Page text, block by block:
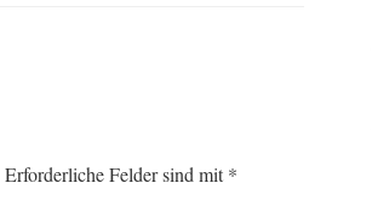
Erforderliche Felder sind mit*